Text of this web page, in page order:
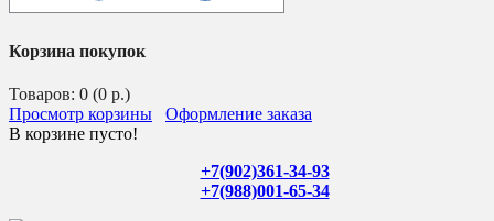
Корзина покупок
Товаров: 0 (0 р.)
Просмотр корзины
Оформление заказа
В корзине пусто!
+7(902)361-34-93
+7(988)001-65-34